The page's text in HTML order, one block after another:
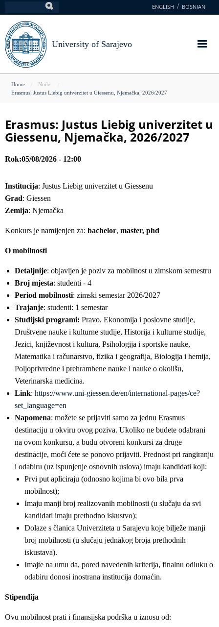
to
main
content
ENGLISH BOSNIAN
University of Sarajevo
You
Home
Node
Erasmus: Justus Liebig univerzitet u Giessenu, Njemačka, 2026/2027
Erasmus: Justus Liebig univerzitet u
Giessenu, Njemačka, 2026/2027
Rok 05/08/2026 - 12:00
Institucija: Justus Liebig univerzitet u Giessenu
Grad: Giessen
Zemlja: Njemačka
Konkurs je namijenjen za: bachelor, master, phd
O mobilnosti
Detaljnije: objavljen je poziv za mobilnost u zimskom semestru
Broj mjesta: studenti - 4
Period mobilnosti: zimski semestar 2026/2027
Trajanje: studenti: 1 semestar
Studijski programi: Pravo, Ekonomija i poslovne studije,
Društvene nauke i kulturne studije, Historija i kulturne studije,
Jezici, književnost i kultura, Psihologija i sportske nauke,
Matematika i računarstvo, fizika i geografija, Biologija i hemija,
Poljoprivredne i prehrambene nauke i nauke o okolišu,
Veterinarska medicina.
Link: https://www.uni-giessen.de/en/international-pages/ce?
set_language=en
Napomena: možete se prijaviti samo za jednu Erasmus
destinaciju u okviru ovog poziva. Ukoliko ne budete odabrani
na ovom konkursu, a budu otvoreni konkursi za druge
destinacije, moći ćete se ponovo prijaviti. Prednost pri rangiranju
i odabiru (uz ispunjenje osnovnih uslova) imaju kandidati koji:
Prvi put apliciraju (odnosno kojima bi ovo bila prva
mobilnost);
Imaju manji broj realizovanih mobilnosti (u slučaju da svi
kandidati imaju prethodno iskustvo);
Dolaze s članica Univerziteta u Sarajevu koje bilježe manji
broj mobilnosti (u slučaju jednakog broja prethodnih
iskustava).
Imajte na umu da, pored navedenih kriterija, finalnu odluku o
odabiru donosi inostrana institucija domaćin.
Stipendija
Ovu mobilnost prati i finansijska podrška u iznosu od: